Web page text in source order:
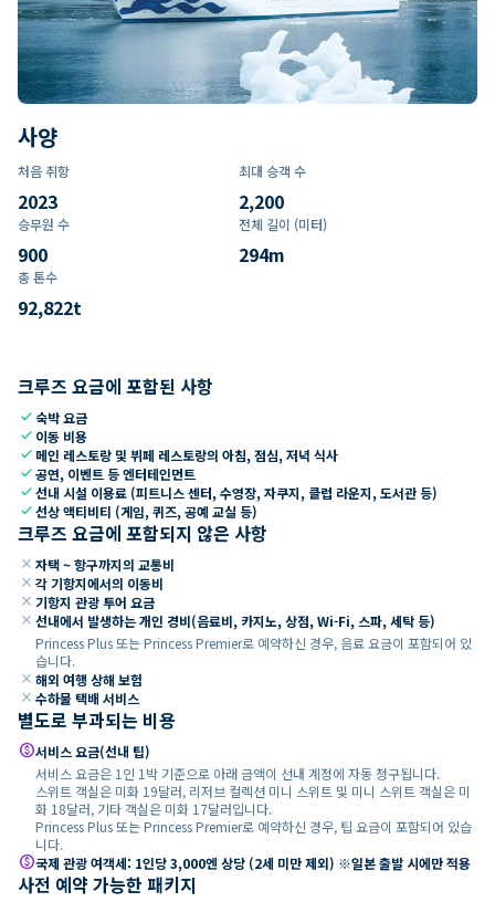
사양
처음 취항
2023
최대 승객 수
2,200
승무원 수
900
전체 길이 (미터)
294m
총 톤수
92,822t
크루즈 요금에 포함된 사항
check숙박 요금
check 이동 비용
check 메인 레스토랑 및 뷔페 레스토랑의 아침, 점심, 저녁 식사
check공연, 이벤트 등 엔터테인먼트
check선내 시설 이용료 (피트니스 센터, 수영장, 자쿠지, 클럽 라운지, 도서관 등)
check선상 액티비티 (게임, 퀴즈, 공예 교실 등)
크루즈 요금에 포함되지 않은 사항
close 자택 ~ 항구까지의 교통비
close 각 기항지에서의 이동비
close 기항지 관광 투어 요금
close 선내에서 발생하는 개인 경비(음료비, 카지노, 상점, Wi-Fi, 스파, 세탁 등)
Princess Plus 또는 Princess Premier로 예약하신 경우, 음료 요금이 포함되어 있
습니다.
close 해외 여행 상해 보험
close 수하물 택배 서비스
별도로 부과되는 비용
paid서비스 요금(선내 팁)
서비스 요금은 1인 1박 기준으로 아래 금액이 선내 계정에 자동 청구됩니다.
스위트 객실은 미화 19달러, 리저브 컬렉션 미니 스위트 및 미니 스위트 객실은 미
화 18달러, 기타 객실은 미화 17달러입니다.
Princess Plus 또는 Princess Premier로 예약하신 경우, 팁 요금이 포함되어 있습
니다.
paid국제 관광 여객세: 1인당 3,000엔 상당 (2세 미만 제외) ※일본 출발 시에만 적용
사전 예약 가능한 패키지